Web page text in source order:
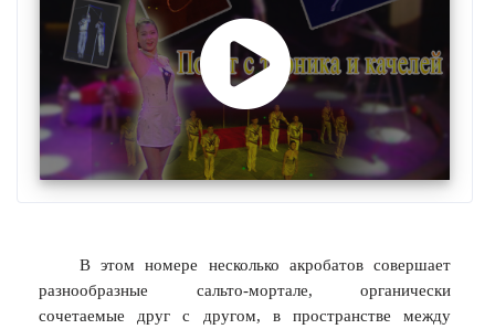
В этом номере несколько акробатов совершает
разнообразные сальто-мортале, органически
сочетаемые друг с другом, в пространстве между